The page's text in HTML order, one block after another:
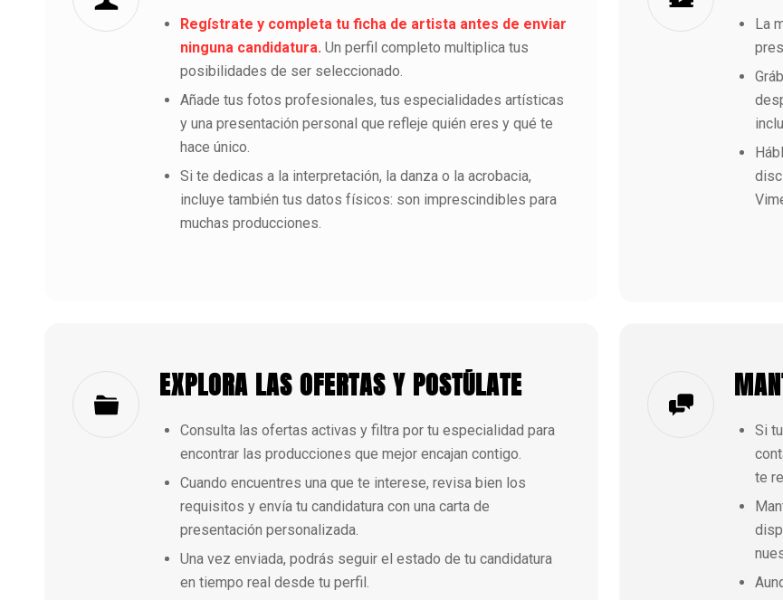
Regístrate y completa tu ficha de artista antes de enviar
ninguna candidatura. Un perfil completo multiplica tus
posibilidades de ser seleccionado.
Añade tus fotos profesionales, tus especialidades artísticas
y una presentación personal que refleje quién eres y qué te
hace único.
Si te dedicas a la interpretación, la danza o la acrobacia,
incluye también tus datos físicos: son imprescindibles para
muchas producciones.
La
EXPLORA LAS OFERTAS Y POSTÚLATE
Consulta las ofertas activas y filtra por tu especialidad para
encontrar las producciones que mejor encajan contigo.
Cuando encuentres una que te interese, revisa bien los
requisitos y envía tu candidatura con una carta de
presentación personalizada.
Una vez enviada, podrás seguir el estado de tu candidatura
en tiempo real desde tu perfil.
Si
te